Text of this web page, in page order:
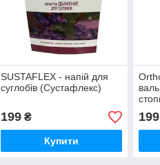
SUSTAFLEX - напій для
суглобів (Сустафлекс)
199₴
Купити
199